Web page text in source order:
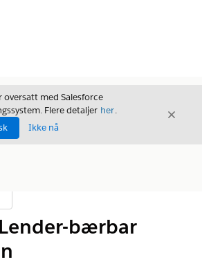
oversatt med Salesforce
Flere detaljer her.
Ikke nå
Avslutt
bærbar